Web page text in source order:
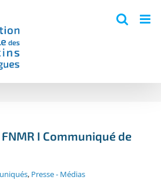
FNMR I Communiqué de
, Presse - Médias